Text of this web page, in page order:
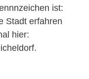
ist:
Stadt erfahren
hier: